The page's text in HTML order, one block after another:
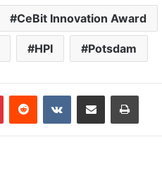
CeBit Innovation Award
HPI Potsdam